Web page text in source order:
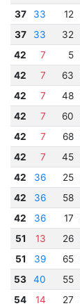
37
33 12
37
33 32
42
7 5
42
7 63
42
7 48
42
7 60
42
7 68
42
7 45
42
36 25
42
36 58
42
36 17
51
13 26
51
39 65
53
40 55
54
14 27